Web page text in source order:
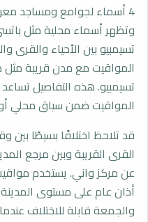
4 أسماء لجوامع ومساجد
وتظهر أسماء محلية مثل باتسي،
تسيمبيو بين الأحياء والقرى
المواقيت مع مدن قريبة مثل
تسيمبيو. هذه التفاصيل
المواقيت ضمن سياق محلي
قد تلاحظ اختلافًا بسيطًا بين
القرى القريبة وبين مرجع
عن مركز واني. يستخدم
أذان عام على مستوى
والجمعة قابلة للاختلاف